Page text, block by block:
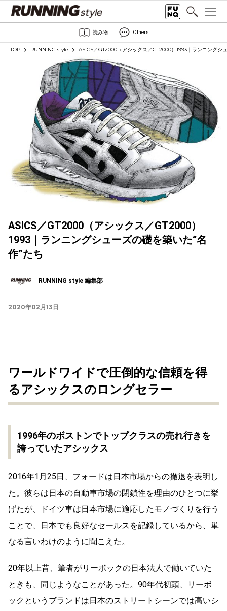
読み物 Others
TOP RUNNING style ASICS／GT2000（アシックス／GT2000）1993｜ランニングシ
ASICS／GT2000（アシックス／GT2000）
1993｜ランニングシューズの礎を築いた“名
作”たち
RUNNING style 編集部
2020年02月13日
ワールドワイドで圧倒的な信頼を得
るアシックスのロングセラー
1996年のボストンでトップクラスの売れ行きを
誇っていたアシックス
2016年1月25日、フォードは日本市場からの撤退を表明し
た。彼らは日本の自動車市場の閉鎖性を理由のひとつに挙
げたが、ドイツ車は日本市場に適応したモノづくりを行う
ことで、日本でも良好なセールスを記録しているから、単
なる言いわけのように聞こえた。
20年以上昔、筆者がリーボックの日本法人で働いていた
ときも、同じようなことがあった。90年代初頭、リーボ
ックというブランドは日本のストリートシーンでは高いシ